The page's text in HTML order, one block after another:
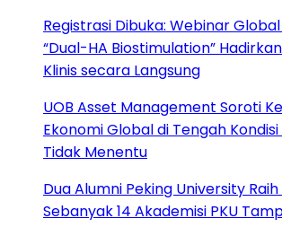
Registrasi Dibuka: Webinar
“Dual-HA Biostimulation”
Klinis secara Langsung
UOB Asset Management Soroti
Ekonomi Global di Tengah
Tidak Menentu
Dua Alumni Peking University Raih
Sebanyak 14 Akademisi PKU